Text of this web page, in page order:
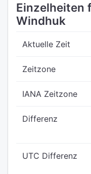
Einzelheiten
Windhuk
Aktuelle Zeit
Zeitzone
IANA Zeitzone
Differenz
UTC Differenz